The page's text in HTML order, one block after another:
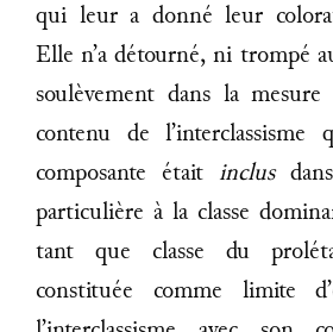
qui leur a donné leur
Elle n’a détourné, ni trompé
soulèvement dans la
contenu de l’interclassisme
composante était inclus
particulière à la classe
tant que classe du
constituée comme limite